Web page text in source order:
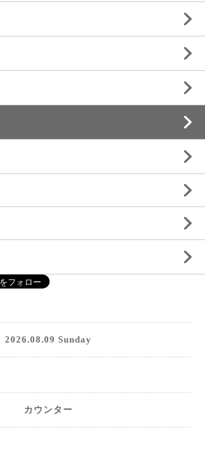
2026.08.09 Sunday
カウンター